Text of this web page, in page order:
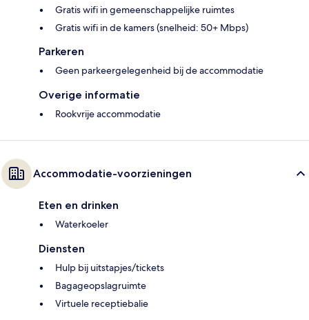
Gratis wifi in gemeenschappelijke ruimtes
Gratis wifi in de kamers (snelheid: 50+ Mbps)
Parkeren
Geen parkeergelegenheid bij de accommodatie
Overige informatie
Rookvrije accommodatie
Accommodatie-voorzieningen
Eten en drinken
Waterkoeler
Diensten
Hulp bij uitstapjes/tickets
Bagageopslagruimte
Virtuele receptiebalie